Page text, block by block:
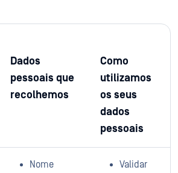
Dados
pessoais que
recolhemos
Como
utilizamos
os seus
dados
pessoais
Nome
Validar